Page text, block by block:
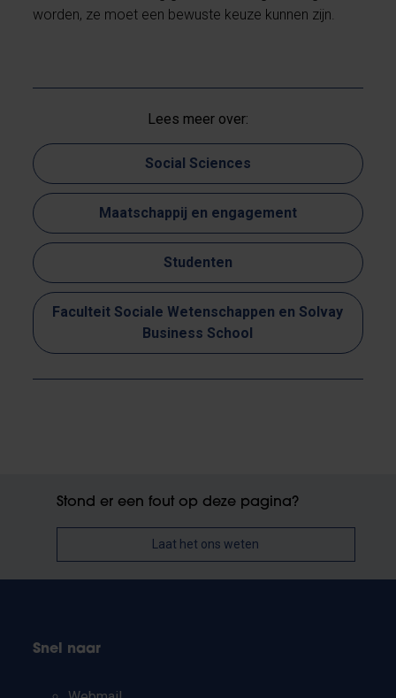
worden, ze moet een bewuste keuze kunnen zijn.
Lees meer over:
Social Sciences
Maatschappij en engagement
Studenten
Faculteit Sociale Wetenschappen en Solvay
Business School
Stond er een fout op deze pagina?
Laat het ons weten
Snel naar